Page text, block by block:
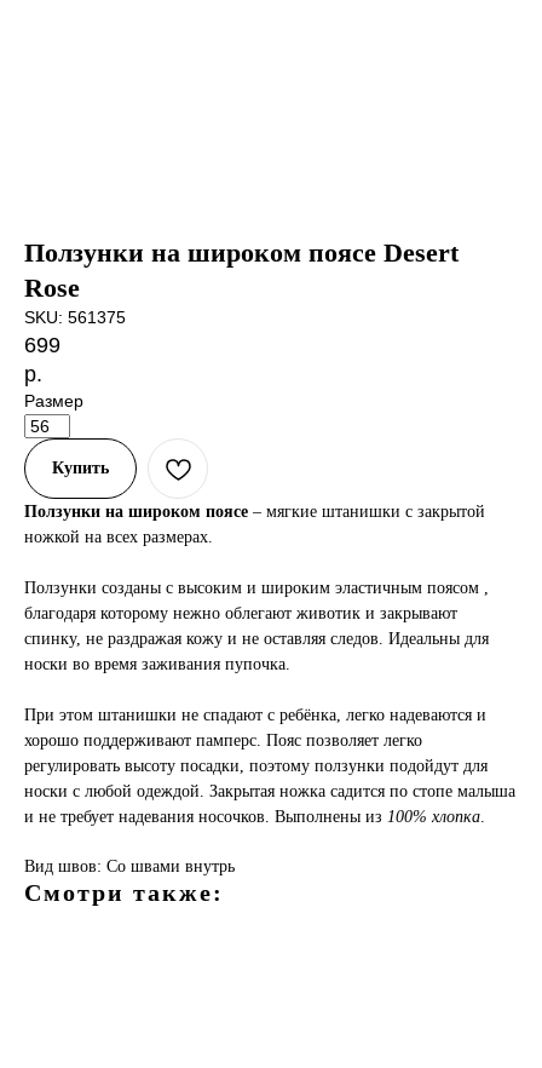
Ползунки на широком поясе Desert
Rose
SKU: 561375
699
р.
Размер
Купить
Ползунки на широком поясе – мягкие штанишки с закрытой
ножкой на всех размерах.
Ползунки созданы с высоким и широким эластичным поясом ,
благодаря которому нежно облегают животик и закрывают
спинку, не раздражая кожу и не оставляя следов. Идеальны для
носки во время заживания пупочка.
При этом штанишки не спадают с ребёнка, легко надеваются и
хорошо поддерживают памперс. Пояс позволяет легко
регулировать высоту посадки, поэтому ползунки подойдут для
носки с любой одеждой. Закрытая ножка садится по стопе малыша
и не требует надевания носочков. Выполнены из 100% хлопка.
Вид швов: Со швами внутрь
Смотри также: